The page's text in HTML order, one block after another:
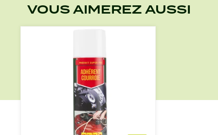
VOUS AIMEREZ AUSSI